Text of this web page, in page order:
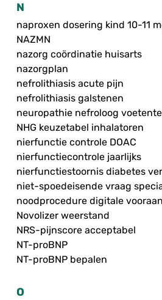
N
naproxen dosering kind 10-11
NAZMN
nazorg coördinatie huisarts
nazorgplan
nefrolithiasis acute pijn
nefrolithiasis galstenen
neuropathie nefroloog
NHG keuzetabel inhalatoren
nierfunctie controle DOAC
nierfunctiecontrole jaarlijks
nierfunctiestoornis diabetes
niet-spoedeisende vraag
noodprocedure digitale
Novolizer weerstand
NRS-pijnscore acceptabel
NT-proBNP
NT-proBNP bepalen
O